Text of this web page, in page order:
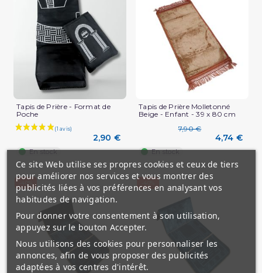
Tapis de Prière - Format de
Poche
2,90 €
En stock
Tapis de Prière Molletonné
Beige - Enfant - 39 x 80 cm
7,90 €
4,74 €
En stock
Ce site Web utilise ses propres cookies et ceux de tiers
pour améliorer nos services et vous montrer des
publicités liées à vos préférences en analysant vos
habitudes de navigation.
Pour donner votre consentement à son utilisation,
appuyez sur le bouton Accepter.
Nous utilisons des cookies pour personnaliser les
annonces, afin de vous proposer des publicités
adaptées à vos centres d'intérêt.